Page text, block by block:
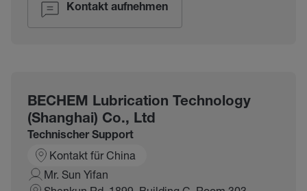
Kontakt aufnehmen
BECHEM Lubrication Technology
(Shanghai) Co., Ltd
Technischer Support
Kontakt für China
Mr. Sun Yifan